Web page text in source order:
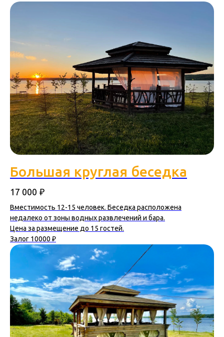
Большая круглая беседка
17 000 ₽
Вместимость 12-15 человек. Беседка расположена
недалеко от зоны водных развлечений и бара.
Цена за размещение до 15 гостей.
Залог 10000 ₽